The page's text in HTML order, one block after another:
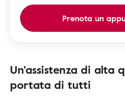
Prenota un
Un'assistenza di alta
portata di tutti